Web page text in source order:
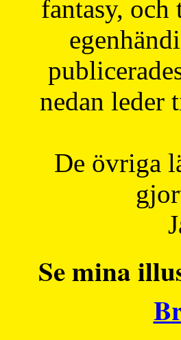
fantasy,
nedan leder
De övriga
Se mina